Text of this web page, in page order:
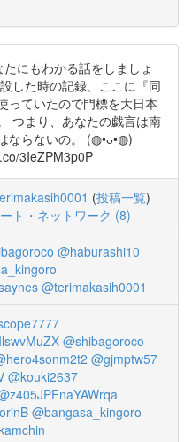
にもわかる話をしましょ
した時の記録、ここに『同
っていたので門標を大日本
つまり、あなたの戯言は南
ならないの。 (◍•ᴗ•◍)
3IeZPM3p0P
(投稿一覧)
ト・ネットワーク (8)
@haburashi10
@terimakasih0001
@shibagoroco
@gjmptw57
@kouki2637
@bangasa_kingoro